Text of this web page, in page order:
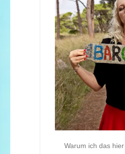
Warum ich das